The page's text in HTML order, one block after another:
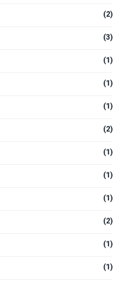
(2)
(3)
(1)
(1)
(1)
(2)
(1)
(1)
(1)
(2)
(1)
(1)